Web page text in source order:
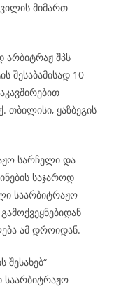
მიმართ
არბიტრაჟ შპს
შესაბამისად 10
თბილისი, ყაზბეგის
სარჩელი და
საჯაროდ
საარბიტრაჟო
ამ დროიდან.
საარბიტრაჟო